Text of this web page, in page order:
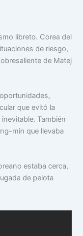
libreto. Corea del
de riesgo,
de Matej
que evitó la
También
min que llevaba
estaba cerca,
de pelota